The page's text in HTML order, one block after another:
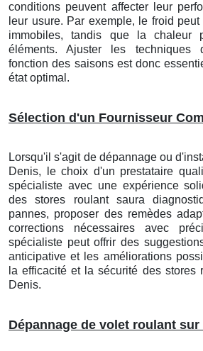
conditions peuvent affecter leur
leur usure. Par exemple, le froid
immobiles, tandis que la chaleur
éléments. Ajuster les techniques
fonction des saisons est donc
état optimal.
Sélection d'un Fournisseur
Lorsqu'il s'agit de dépannage ou
Denis, le choix d'un prestataire
spécialiste avec une expérience
des stores roulant saura
pannes, proposer des remèdes
corrections nécessaires avec
spécialiste peut offrir des
anticipative et les améliorations
la efficacité et la sécurité des stores
Denis.
Dépannage de volet roulant